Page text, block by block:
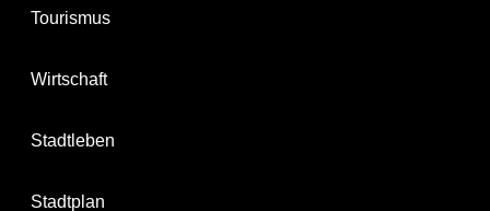
Tourismus
Wirtschaft
Stadtleben
Stadtplan